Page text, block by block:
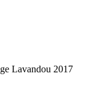
Lavandou 2017